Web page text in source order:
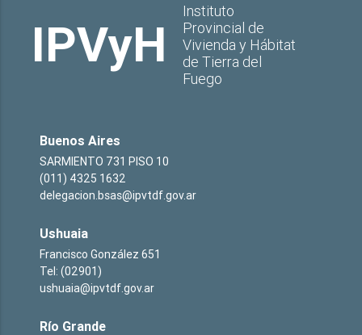
IPVyH
Instituto
Provincial de
Vivienda y Hábitat
de Tierra del
Fuego
Buenos Aires
SARMIENTO 731 PISO 10
(011) 4325 1632
delegacion.bsas@ipvtdf.gov.ar
Ushuaia
Francisco González 651
Tel: (02901)
ushuaia@ipvtdf.gov.ar
Río Grande